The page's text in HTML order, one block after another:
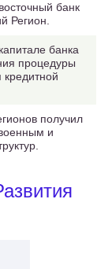
банк
Регион.
банка
процедуры
получил
и